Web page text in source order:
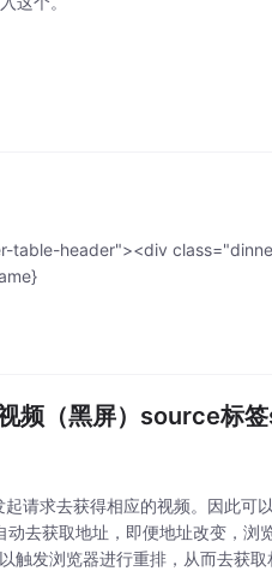
table-header"><div
频（黑屏）source标
请求去获得相应的视频。因此可
去获取地址，即便地址改变，浏
触发浏览器进行重排，从而去获取